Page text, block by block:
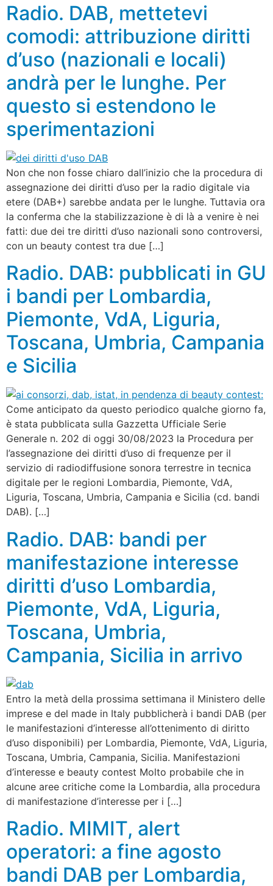
Radio. DAB, mettetevi
comodi: attribuzione diritti
d’uso (nazionali e locali)
andrà per le lunghe. Per
questo si estendono le
sperimentazioni
Non che non fosse chiaro dall’inizio che la procedura di
assegnazione dei diritti d’uso per la radio digitale via
etere (DAB+) sarebbe andata per le lunghe. Tuttavia ora
la conferma che la stabilizzazione è di là a venire è nei
fatti: due dei tre diritti d’uso nazionali sono controversi,
con un beauty contest tra due […]
Radio. DAB: pubblicati in GU
i bandi per Lombardia,
Piemonte, VdA, Liguria,
Toscana, Umbria, Campania
e Sicilia
Come anticipato da questo periodico qualche giorno fa,
è stata pubblicata sulla Gazzetta Ufficiale Serie
Generale n. 202 di oggi 30/08/2023 la Procedura per
l’assegnazione dei diritti d’uso di frequenze per il
servizio di radiodiffusione sonora terrestre in tecnica
digitale per le regioni Lombardia, Piemonte, VdA,
Liguria, Toscana, Umbria, Campania e Sicilia (cd. bandi
DAB). […]
Radio. DAB: bandi per
manifestazione interesse
diritti d’uso Lombardia,
Piemonte, VdA, Liguria,
Toscana, Umbria,
Campania, Sicilia in arrivo
Entro la metà della prossima settimana il Ministero delle
imprese e del made in Italy pubblicherà i bandi DAB (per
le manifestazioni d’interesse all’ottenimento di diritto
d’uso disponibili) per Lombardia, Piemonte, VdA, Liguria,
Toscana, Umbria, Campania, Sicilia. Manifestazioni
d’interesse e beauty contest Molto probabile che in
alcune aree critiche come la Lombardia, alla procedura
di manifestazione d’interesse per i […]
Radio. MIMIT, alert
operatori: a fine agosto
bandi DAB per Lombardia,